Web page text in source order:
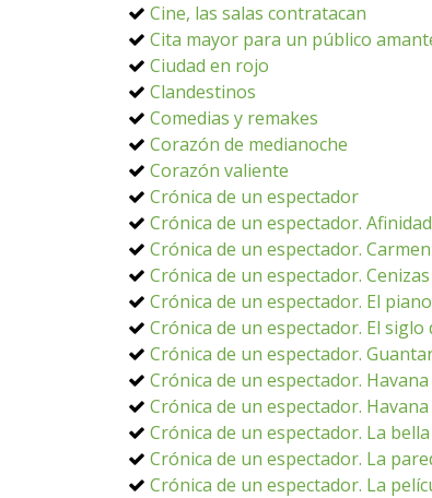
Cine, las salas contratacan
Cita mayor para un público
Ciudad en rojo
Clandestinos
Comedias y remakes
Corazón de medianoche
Corazón valiente
Crónica de un espectador
Crónica de un espectador.
Crónica de un espectador.
Crónica de un espectador.
Crónica de un espectador. El
Crónica de un espectador. El siglo
Crónica de un espectador.
Crónica de un espectador. Havana
Crónica de un espectador.
Crónica de un espectador. La
Crónica de un espectador. La
Crónica de un espectador. La